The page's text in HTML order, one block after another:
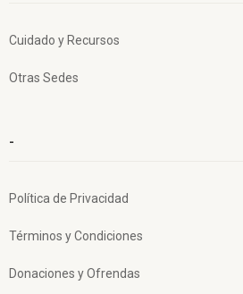
Cuidado y Recursos
Otras Sedes
-
Política de Privacidad
Términos y Condiciones
Donaciones y Ofrendas